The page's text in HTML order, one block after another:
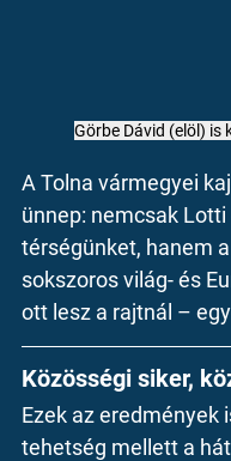
Görbe Dávid (elöl)
A Tolna vármegyei
ünnep: nemcsak
térségünket, hanem
sokszoros világ- és
ott lesz a rajtnál –
Közösségi siker,
Ezek az eredmények
tehetség mellett a